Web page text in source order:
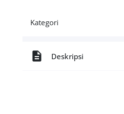
Kategori
Deskripsi